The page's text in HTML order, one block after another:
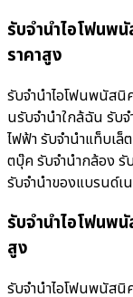
รับจำนำไอโฟนพ
ราคาสูง
รับจำนำไอโฟนพนัสนิ
นรับจํานําใกล้ฉัน รับ
ไฟฟ้า รับจำนำแท็บเล็
ตบุ๊ค รับจำนำกล้อง รั
รับจำนำของแบรนด์เ
รับจำนำไอโฟนพ
สูง
รับจำนำไอโฟนพนัสนิ